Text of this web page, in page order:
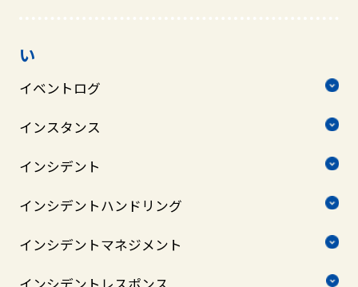
い
イベントログ
インスタンス
インシデント
インシデントハンドリング
インシデントマネジメント